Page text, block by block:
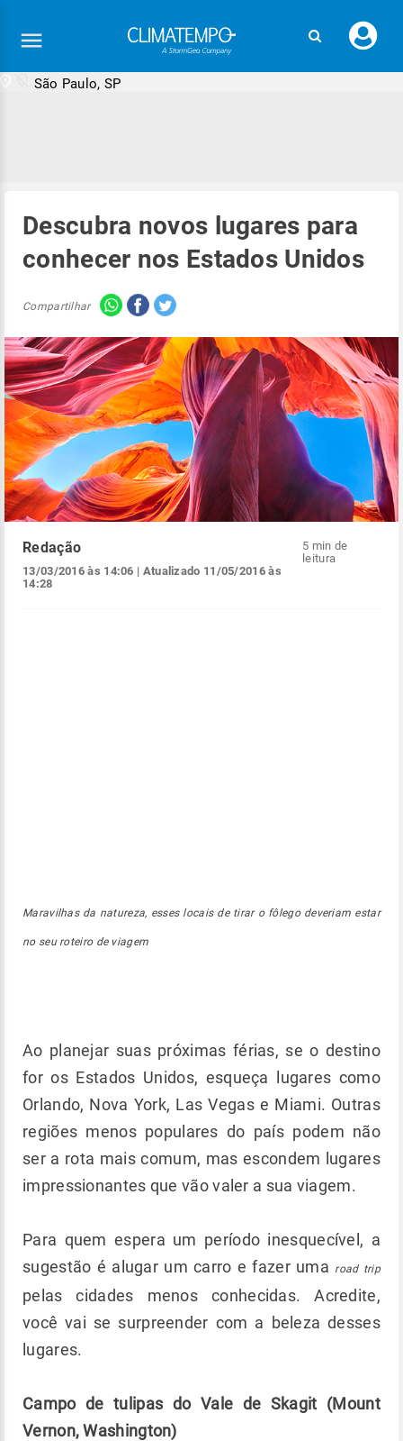
seu
São Paulo, SP
Descubra novos lugares para
conhecer nos Estados Unidos
Compartilhar
Redação
13/03/2016 às 14:06 | Atualizado 11/05/2016 às
14:28
5 min de
leitura
Maravilhas da natureza, esses locais de tirar o fôlego deveriam estar
no seu roteiro de viagem
Ao planejar suas próximas férias, se o destino
for os Estados Unidos, esqueça lugares como
Orlando, Nova York, Las Vegas e Miami. Outras
regiões menos populares do país podem não
ser a rota mais comum, mas escondem lugares
impressionantes que vão valer a sua viagem.
Para quem espera um período inesquecível, a
sugestão é alugar um carro e fazer uma road trip
pelas cidades menos conhecidas. Acredite,
você vai se surpreender com a beleza desses
lugares.
Campo de tulipas do Vale de Skagit (Mount
Vernon, Washington)